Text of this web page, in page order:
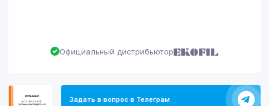
Официальный дистрибьютор
Задать в вопрос в Телеграм